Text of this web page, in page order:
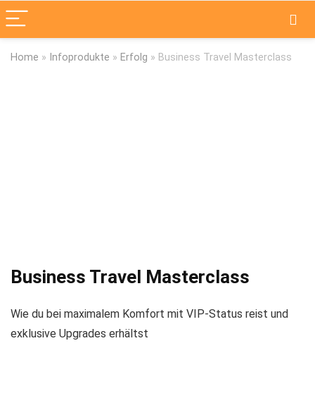
Home » Infoprodukte » Erfolg » Business Travel Masterclass
Business Travel Masterclass
Wie du bei maximalem Komfort mit VIP-Status reist und
exklusive Upgrades erhältst